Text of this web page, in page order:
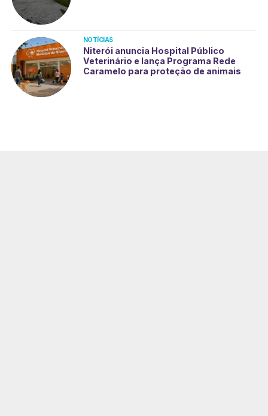
NOTÍCIAS
Niterói anuncia Hospital Público
Veterinário e lança Programa Rede
Caramelo para proteção de animais